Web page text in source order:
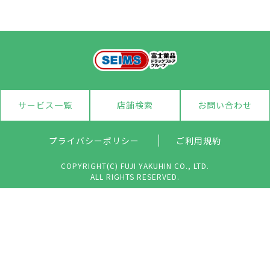
サービス一覧 店舗検索 お問い合わせ
プライバシーポリシー ご利用規約
COPYRIGHT(C) FUJI YAKUHIN CO., LTD.
ALL RIGHTS RESERVED.